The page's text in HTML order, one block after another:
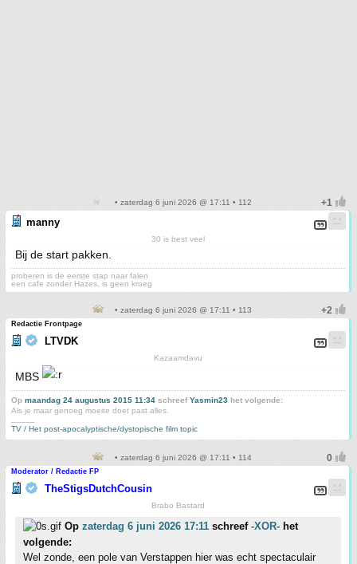
• zaterdag 6 juni 2026 @ 17:11 • 112
manny
30 is best veel
Bij de start pakken.
proberen is de eerste stap naar falen
een cafe zonder Hazes, is geen kroeg
• zaterdag 6 juni 2026 @ 17:11 • 113
Redactie Frontpage
LTVDK
Kazaamdavu
MBS
Op maandag 24 augustus 2015 11:34 schreefYasmin23 het volgende:
Als je maar genoeg moeite doet past alles.
TV / Het post-apocalyptische/dystopische film topic
• zaterdag 6 juni 2026 @ 17:11 • 114
Moderator / Redactie FP
TheStigsDutchCousin
Brabo Bastard
Op zaterdag 6 juni 2026 17:11 schreef -XOR- het
volgende:
Wel zonde, een pole van Verstappen hier was echt spectaculair